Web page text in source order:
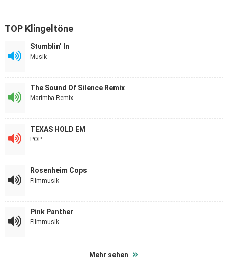
TOP Klingeltöne
Stumblin’ In
Musik
The Sound Of Silence Remix
Marimba Remix
TEXAS HOLD EM
POP
Rosenheim Cops
Filmmusik
Pink Panther
Filmmusik
Mehr sehen